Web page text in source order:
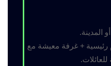
المدينة.
رئيسية + غرفة معيشة مع
للعائلات.